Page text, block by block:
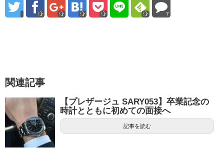
7
関連記事
【プレザージュ SARY053】卒業記念の
時計とともに初めての面接へ
記事を読む